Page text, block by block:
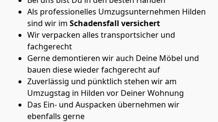
Als professionelles Umzugsunternehmen Hilden
sind wir im Schadensfall versichert
Wir verpacken alles transportsicher und
fachgerecht
Gerne demontieren wir auch Deine Möbel und
bauen diese wieder fachgerecht auf
Zuverlässig und pünktlich stehen wir am
Umzugstag in Hilden vor Deiner Wohnung
Das Ein- und Auspacken übernehmen wir
ebenfalls gerne